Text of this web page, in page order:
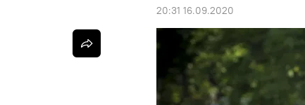
20:31 16.09.2020